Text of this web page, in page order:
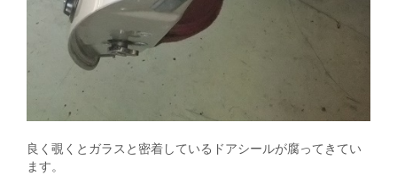
良く覗くとガラスと密着しているドアシールが腐ってきてい
ます。